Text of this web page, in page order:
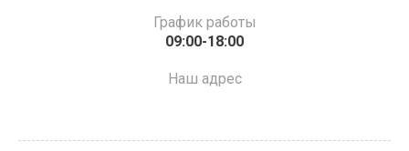
График работы
09:00-18:00
Наш адрес